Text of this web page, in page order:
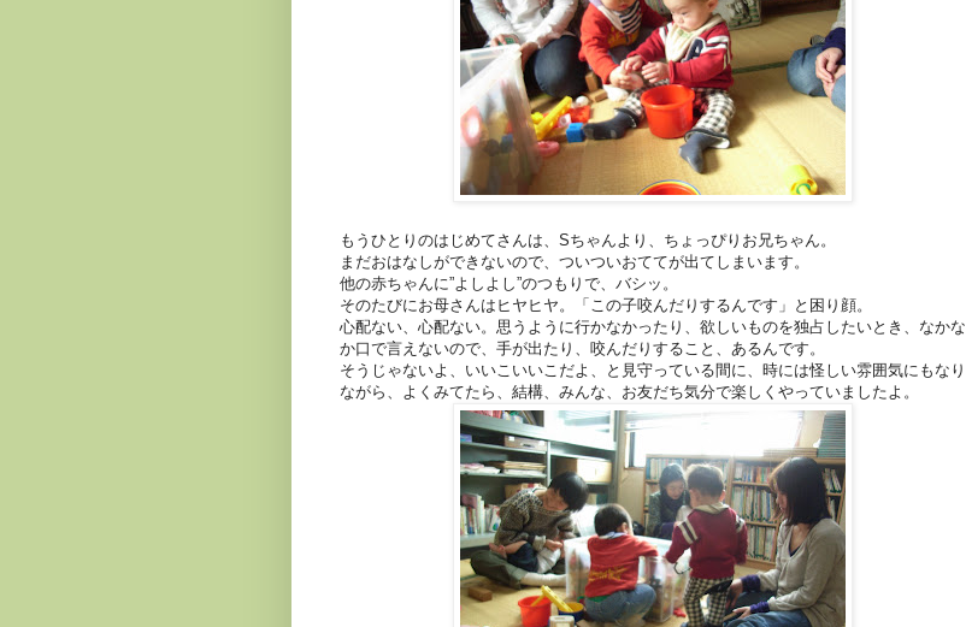
もうひとりのはじめてさんは、Sちゃんより、ちょっぴりお兄ちゃん。
まだおはなしができないので、ついついおててが出てしまいます。
他の赤ちゃんに”よしよし”のつもりで、バシッ。
そのたびにお母さんはヒヤヒヤ。「この子咬んだりするんです」と困り顔。
心配ない、心配ない。思うように行かなかったり、欲しいものを独占したいとき、なかな
か口で言えないので、手が出たり、咬んだりすること、あるんです。
そうじゃないよ、いいこいいこだよ、と見守っている間に、時には怪しい雰囲気にもなり
ながら、よくみてたら、結構、みんな、お友だち気分で楽しくやっていましたよ。